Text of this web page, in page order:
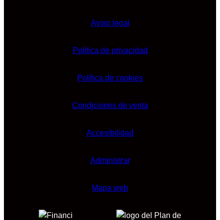
Aviso legal
Política de privacidad
Política de cookies
Condiciones de venta
Accesibilidad
Administrar
Mapa web